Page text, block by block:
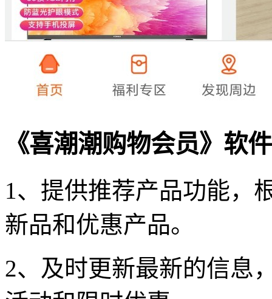
《喜潮潮购物会员》软
1、提供推荐产品功能，
新品和优惠产品。
2、及时更新最新的信息